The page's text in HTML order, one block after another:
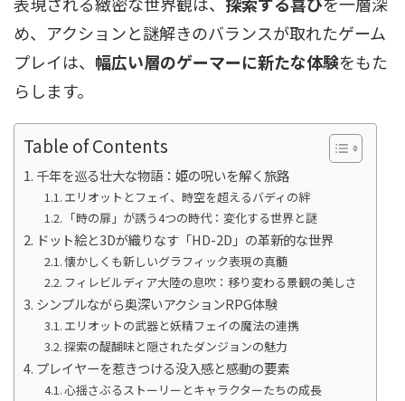
め、アクションと謎解きのバランスが取れたゲーム
プレイは、 幅広い層のゲーマーに新たな体験をもた
らします。
Table of Contents
千年を巡る壮大な物語：姫の呪いを解く旅路
エリオットとフェイ、時空を超えるバディの絆
「時の扉」が誘う4つの時代：変化する世界と謎
ドット絵と3Dが織りなす「HD-2D」の革新的な世界
懐かしくも新しいグラフィック表現の真髄
フィレビルディア大陸の息吹：移り変わる景観の美しさ
シンプルながら奥深いアクションRPG体験
エリオットの武器と妖精フェイの魔法の連携
探索の醍醐味と隠されたダンジョンの魅力
プレイヤーを惹きつける没入感と感動の要素
心揺さぶるストーリーとキャラクターたちの成長